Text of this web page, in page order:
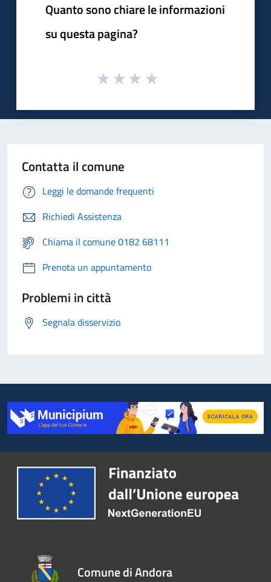
Quanto sono chiare le informazioni
su questa pagina?
Contatta il comune
Leggi le domande frequenti
Richiedi Assistenza
Chiama il comune 0182 68111
Prenota un appuntamento
Problemi in città
Segnala disservizio
Comune di Andora